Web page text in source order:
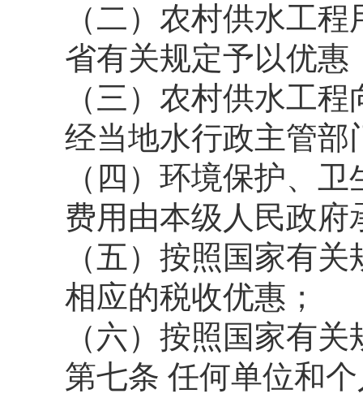
（二）农村供水工
省有关规定予以优惠
（三）农村供水工
经当地水行政主管部
（四）环境保护、
费用由本级人民政
（五）按照国家有
相应的税收优惠；
（六）按照国家有
第七条 任何单位和